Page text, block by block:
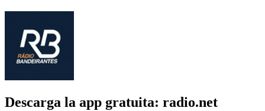
Descarga la app gratuita: radio.net